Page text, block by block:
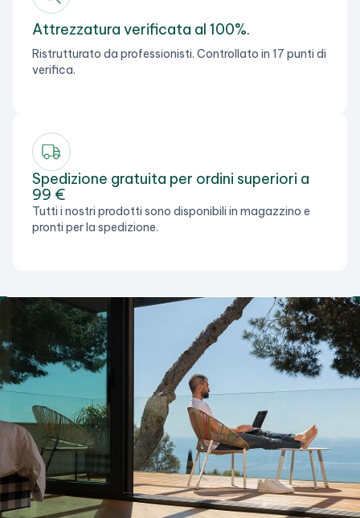
Attrezzatura verificata al 100%.
Ristrutturato da professionisti. Controllato in 17 punti di
verifica.
Spedizione gratuita per ordini superiori a
99 €
Tutti i nostri prodotti sono disponibili in magazzino e
pronti per la spedizione.